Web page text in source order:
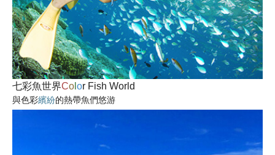
七彩魚世界Co or Fish World
與色彩繽紛的熱帶魚們悠游